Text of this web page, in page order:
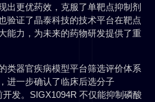
出更优药效，克服了单靶点抑制剂
验证了晶泰科技的技术平台在靶点
能力，为未来的药物研发提供了重
类器官疾病模型平台筛选评价体系
进一步确认了临床后选分子
发。SIGX1094R 不仅能抑制磷酸